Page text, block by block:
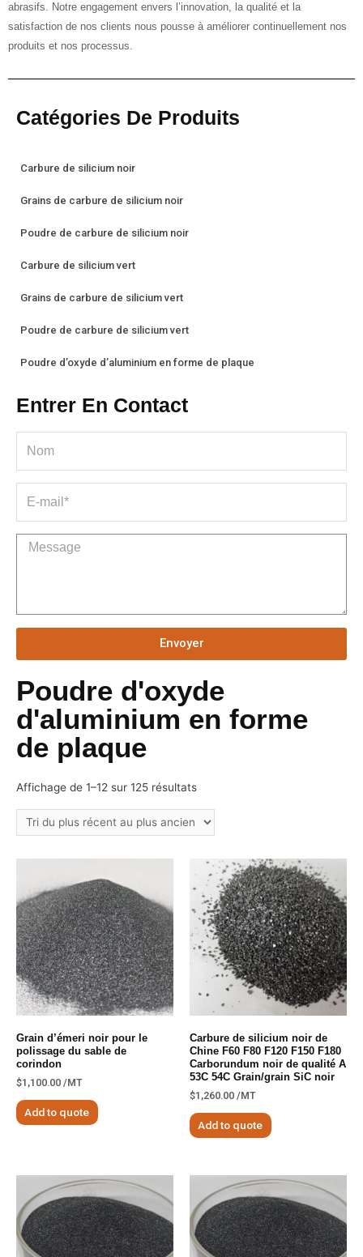
abrasifs. Notre engagement envers l’innovation, la qualité et la
satisfaction de nos clients nous pousse à améliorer continuellement nos
produits et nos processus.
Catégories De Produits
Carbure de silicium noir
Grains de carbure de silicium noir
Poudre de carbure de silicium noir
Carbure de silicium vert
Grains de carbure de silicium vert
Poudre de carbure de silicium vert
Poudre d’oxyde d’aluminium en forme de plaque
Entrer En Contact
Envoyer
Poudre d'oxyde
d'aluminium en forme
de plaque
Affichage de 1–12 sur 125 résultats
Grain d’émeri noir pour le
polissage du sable de
corindon
$1,100.00 /MT
Add to quote
Carbure de silicium noir de
Chine F60 F80 F120 F150 F180
Carborundum noir de qualité A
53C 54C Grain/grain SiC noir
$1,260.00 /MT
Add to quote